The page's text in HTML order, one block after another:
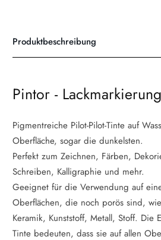
Produktbeschreibung
Pintor -
Pigmentreiche Pilot-Pilot-Tinte auf
Oberfläche, sogar die dunkelsten.
Perfekt zum Zeichnen, Färben,
Schreiben, Kalligraphie und mehr.
Geeignet für die Verwendung auf
Oberflächen, die noch porös sind,
Keramik, Kunststoff, Metall, Stoff. Die
Tinte bedeuten, dass sie auf allen